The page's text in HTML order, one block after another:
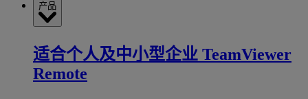
产品
适合个人及中小型企业 TeamViewer
Remote